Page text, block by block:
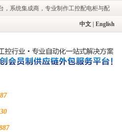
，系统集成商，专业制作工控配电柜与配
中文 English